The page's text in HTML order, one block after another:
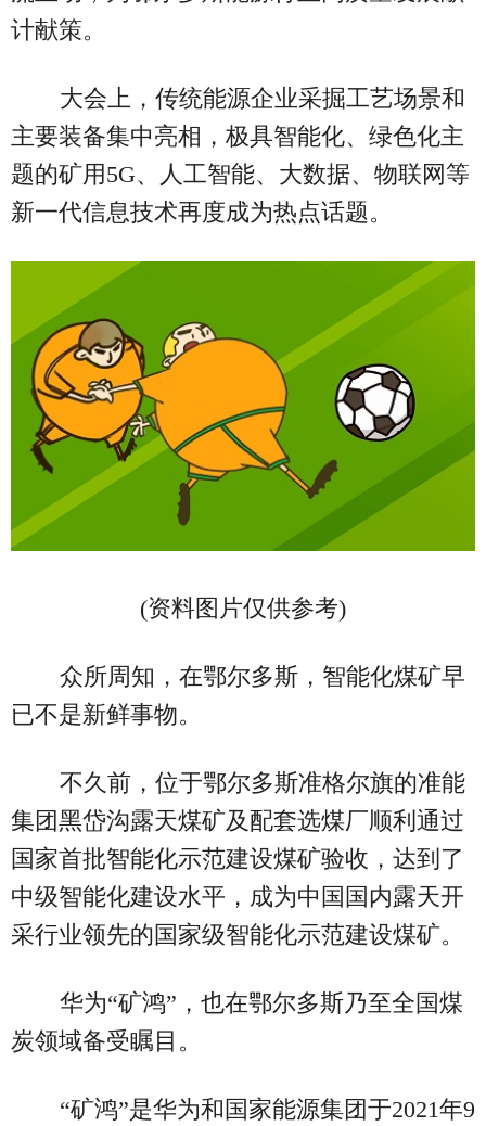
计献策。
大会上，传统能源企业采掘工艺场景和
主要装备集中亮相，极具智能化、绿色化主
题的矿用5G、人工智能、大数据、物联网等
新一代信息技术再度成为热点话题。
(资料图片仅供参考)
众所周知，在鄂尔多斯，智能化煤矿早
已不是新鲜事物。
不久前，位于鄂尔多斯准格尔旗的准能
集团黑岱沟露天煤矿及配套选煤厂顺利通过
国家首批智能化示范建设煤矿验收，达到了
中级智能化建设水平，成为中国国内露天开
采行业领先的国家级智能化示范建设煤矿。
华为“矿鸿”，也在鄂尔多斯乃至全国煤
炭领域备受瞩目。
“矿鸿”是华为和国家能源集团于2021年9